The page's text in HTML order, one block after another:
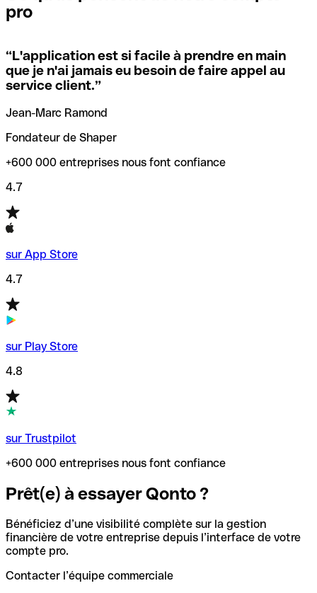
locales.
Si vous n'êtes pas sûr du code SWIFT que vous devriez
utiliser, nous avons développé un outil de recherche de
codes SWIFT par nom de banque.
vérification/recherche de codes SWIFT. Ainsi, vous pouvez
trouver et vérifier vos codes SWIFT avant de réaliser vos
transferts d’argent.
pro
“L'application est si facile à prendre en main
que je n'ai jamais eu besoin de faire appel au
service client.”
Jean-Marc Ramond
Fondateur de Shaper
+600 000 entreprises nous font confiance
4.7
sur App Store
4.7
sur Play Store
4.8
sur Trustpilot
+600 000 entreprises nous font confiance
Prêt(e) à essayer Qonto ?
Bénéficiez d’une visibilité complète sur la gestion
financière de votre entreprise depuis l’interface de votre
compte pro.
Contacter l’équipe commerciale